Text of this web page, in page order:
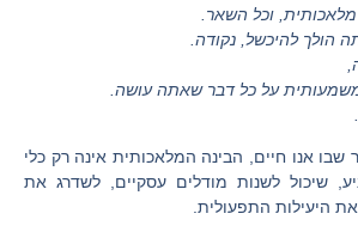
וכל השאר.
על כל דבר שאתה עושה.
שבו אנו חיים, הבינה המלאכותית אינה רק כלי
שיכול לשנות מודלים עסקיים, לשדרג את
את היעילות התפעולית.